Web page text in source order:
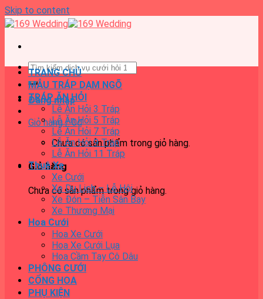
Skip to content
Đăng nhập
Giỏ hàng /0₫
Chưa có sản phẩm trong giỏ hàng.
Giỏ hàng
Chưa có sản phẩm trong giỏ hàng.
TRANG CHỦ
MẪU TRÁP DẠM NGÕ
TRÁP ĂN HỎI
Lễ Ăn Hỏi 3 Tráp
Lễ Ăn Hỏi 5 Tráp
Lễ Ăn Hỏi 7 Tráp
Lễ Ăn Hỏi 9 Tráp
Lễ Ăn Hỏi 11 Tráp
Thuê Xe
Xe Cưới
Xe Du Lịch – Lễ Hội
Xe Đón – Tiễn Sân Bay
Xe Thương Mại
Hoa Cưới
Hoa Xe Cưới
Hoa Xe Cưới Lụa
Hoa Cầm Tay Cô Dâu
PHÔNG CƯỚI
CỔNG HOA
PHỤ KIỆN